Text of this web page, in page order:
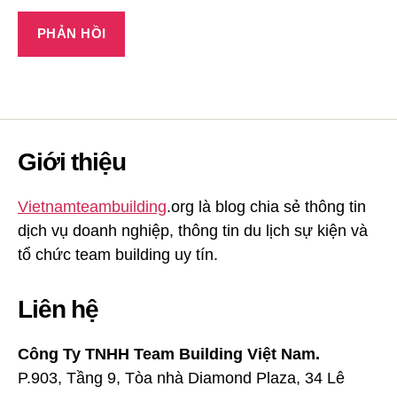
Giới thiệu
Vietnamteambuilding.org là blog chia sẻ thông tin
dịch vụ doanh nghiệp, thông tin du lịch sự kiện và
tổ chức team building uy tín.
Liên hệ
Công Ty TNHH Team Building Việt Nam.
P.903, Tầng 9, Tòa nhà Diamond Plaza, 34 Lê